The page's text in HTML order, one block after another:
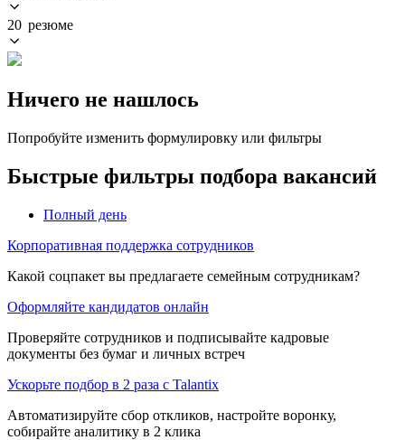
20 резюме
Ничего не нашлось
Попробуйте изменить формулировку или фильтры
Быстрые фильтры подбора вакансий
Полный день
Корпоративная поддержка сотрудников
Какой соцпакет вы предлагаете семейным сотрудникам?
Оформляйте кандидатов онлайн
Проверяйте сотрудников и подписывайте кадровые
документы без бумаг и личных встреч
Ускорьте подбор в 2 раза с Talantix
Автоматизируйте сбор откликов, настройте воронку,
собирайте аналитику в 2 клика